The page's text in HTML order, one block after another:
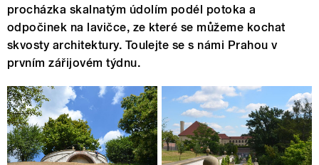
procházka skalnatým údolím podél potoka a
odpočinek na lavičce, ze které se můžeme kochat
skvosty architektury. Toulejte se s námi Prahou v
prvním zářijovém týdnu.